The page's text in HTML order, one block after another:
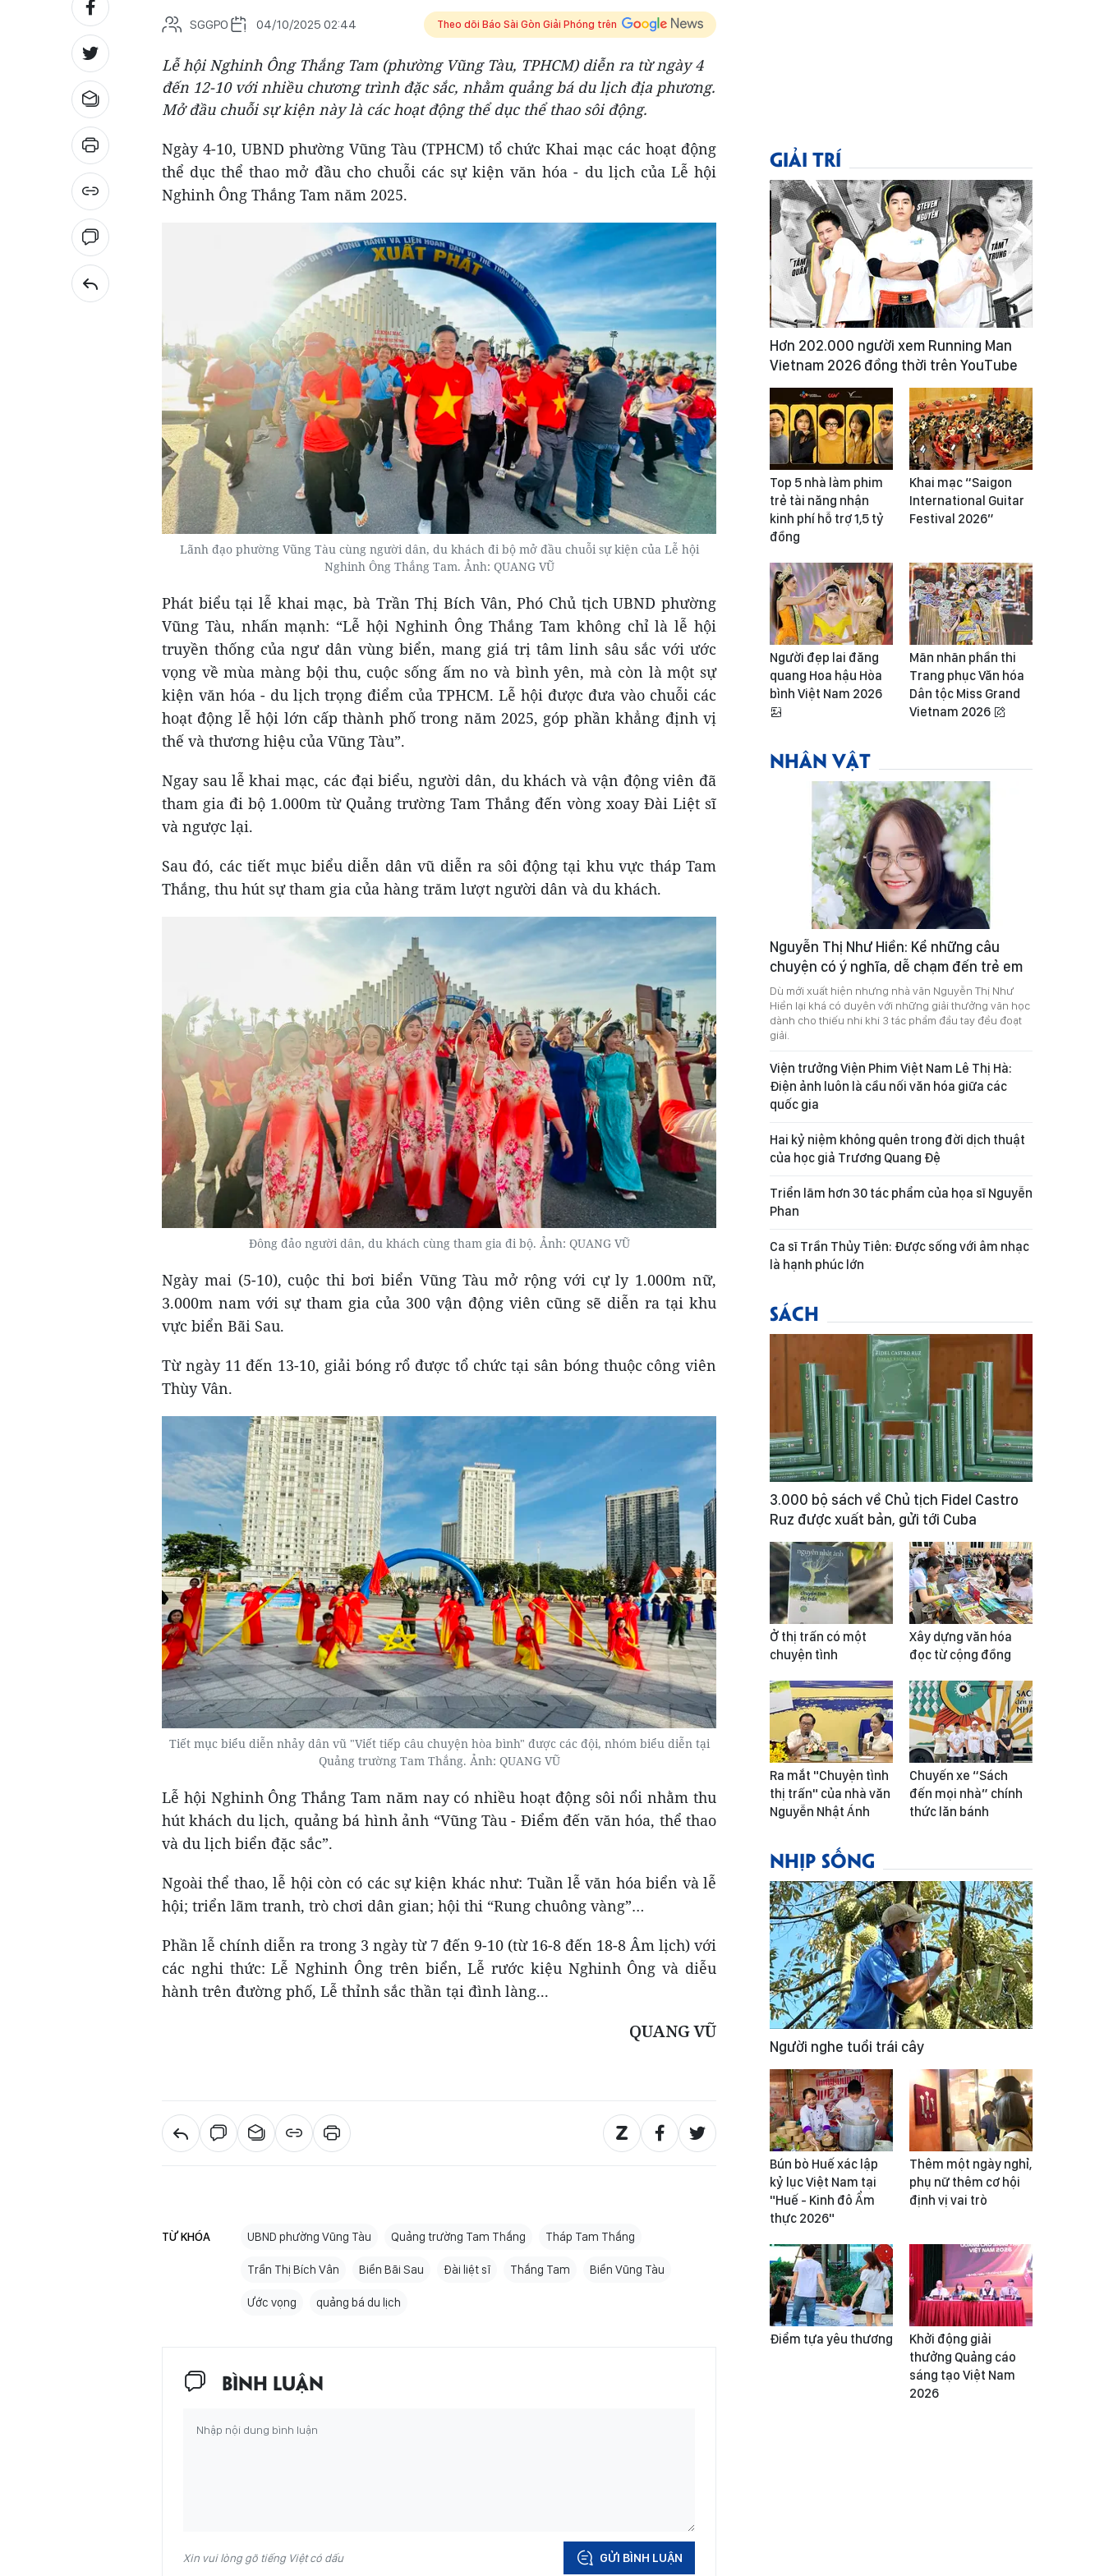
SGGPO 04/10/2025 02:44 Theo dõi Báo Sài Gòn Giải Phóng trên
Lễ hội Nghinh Ông Thắng Tam (phường Vũng Tàu, TPHCM) diễn ra từ ngày 4
đến 12-10 với nhiều chương trình đặc sắc, nhằm quảng bá du lịch địa phương.
Mở đầu chuỗi sự kiện này là các hoạt động thể dục thể thao sôi động.
Ngày 4-10, UBND phường Vũng Tàu (TPHCM) tổ chức Khai mạc các hoạt động
thể dục thể thao mở đầu cho chuỗi các sự kiện văn hóa - du lịch của Lễ hội
Nghinh Ông Thắng Tam năm 2025.
Lãnh đạo phường Vũng Tàu cùng người dân, du khách đi bộ mở đầu chuỗi sự kiện của Lễ hội
Nghinh Ông Thắng Tam. Ảnh: QUANG VŨ
Phát biểu tại lễ khai mạc, bà Trần Thị Bích Vân, Phó Chủ tịch UBND phường
Vũng Tàu, nhấn mạnh: “Lễ hội Nghinh Ông Thắng Tam không chỉ là lễ hội
truyền thống của ngư dân vùng biển, mang giá trị tâm linh sâu sắc với ước
vọng về mùa màng bội thu, cuộc sống ấm no và bình yên, mà còn là một sự
kiện văn hóa - du lịch trọng điểm của TPHCM. Lễ hội được đưa vào chuỗi các
hoạt động lễ hội lớn cấp thành phố trong năm 2025, góp phần khẳng định vị
thế và thương hiệu của Vũng Tàu”.
Ngay sau lễ khai mạc, các đại biểu, người dân, du khách và vận động viên đã
tham gia đi bộ 1.000m từ Quảng trường Tam Thắng đến vòng xoay Đài Liệt sĩ
và ngược lại.
Sau đó, các tiết mục biểu diễn dân vũ diễn ra sôi động tại khu vực tháp Tam
Thắng, thu hút sự tham gia của hàng trăm lượt người dân và du khách.
Đông đảo người dân, du khách cùng tham gia đi bộ. Ảnh: QUANG VŨ
Ngày mai (5-10), cuộc thi bơi biển Vũng Tàu mở rộng với cự ly 1.000m nữ,
3.000m nam với sự tham gia của 300 vận động viên cũng sẽ diễn ra tại khu
vực biển Bãi Sau.
Từ ngày 11 đến 13-10, giải bóng rổ được tổ chức tại sân bóng thuộc công viên
Thùy Vân.
Tiết mục biểu diễn nhảy dân vũ "Viết tiếp câu chuyện hòa bình" được các đội, nhóm biểu diễn tại
Quảng trường Tam Thắng. Ảnh: QUANG VŨ
Lễ hội Nghinh Ông Thắng Tam năm nay có nhiều hoạt động sôi nổi nhằm thu
hút khách du lịch, quảng bá hình ảnh “Vũng Tàu - Điểm đến văn hóa, thể thao
và du lịch biển đặc sắc”.
Ngoài thể thao, lễ hội còn có các sự kiện khác như: Tuần lễ văn hóa biển và lễ
hội; triển lãm tranh, trò chơi dân gian; hội thi “Rung chuông vàng”…
Phần lễ chính diễn ra trong 3 ngày từ 7 đến 9-10 (từ 16-8 đến 18-8 Âm lịch) với
các nghi thức:Lễ Nghinh Ông trên biển,Lễ rước kiệu Nghinh Ông và diễu
hành trên đường phố, Lễ thỉnh sắc thần tại đình làng...
QUANG VŨ
TỪ KHÓA UBND phường Vũng Tàu Quảng trường Tam Thắng Tháp Tam Thắng
Trần Thị Bích Vân Biển Bãi Sau Đài liệt sĩ Thắng Tam Biển Vũng Tàu
Ước vọng quảng bá du lịch
BÌNH LUẬN
Xin vui lòng gõ tiếng Việt có dấu GỬI BÌNH LUẬN
GIẢI TRÍ
Hơn 202.000 người xem Running Man
Vietnam 2026 đồng thời trên YouTube
Top 5 nhà làm phim
trẻ tài năng nhận
kinh phí hỗ trợ 1,5 tỷ
đồng
Khai mạc “Saigon
International Guitar
Festival 2026”
Người đẹp lai đăng
quang Hoa hậu Hòa
bình Việt Nam 2026
Mãn nhãn phần thi
Trang phục Văn hóa
Dân tộc Miss Grand
Vietnam 2026
NHÂN VẬT
Nguyễn Thị Như Hiền: Kể những câu
chuyện có ý nghĩa, dễ chạm đến trẻ em
Dù mới xuất hiện nhưng nhà văn Nguyễn Thị Như
Hiền lại khá có duyên với những giải thưởng văn học
dành cho thiếu nhi khi 3 tác phẩm đầu tay đều đoạt
giải.
Viện trưởng Viện Phim Việt Nam Lê Thị Hà:
Điện ảnh luôn là cầu nối văn hóa giữa các
quốc gia
Hai kỷ niệm không quên trong đời dịch thuật
của học giả Trương Quang Đệ
Triển lãm hơn 30 tác phẩm của họa sĩ Nguyễn
Phan
Ca sĩ Trần Thủy Tiên: Được sống với âm nhạc
là hạnh phúc lớn
SÁCH
3.000 bộ sách về Chủ tịch Fidel Castro
Ruz được xuất bản, gửi tới Cuba
Ở thị trấn có một
chuyện tình
Xây dựng văn hóa
đọc từ cộng đồng
Ra mắt "Chuyện tình
thị trấn" của nhà văn
Nguyễn Nhật Ánh
Chuyến xe “Sách
đến mọi nhà” chính
thức lăn bánh
NHỊP SỐNG
Người nghe tuổi trái cây
Bún bò Huế xác lập
kỷ lục Việt Nam tại
"Huế - Kinh đô Ẩm
thực 2026"
Thêm một ngày nghỉ,
phụ nữ thêm cơ hội
định vị vai trò
Điểm tựa yêu thương
Khởi động giải
thưởng Quảng cáo
sáng tạo Việt Nam
2026